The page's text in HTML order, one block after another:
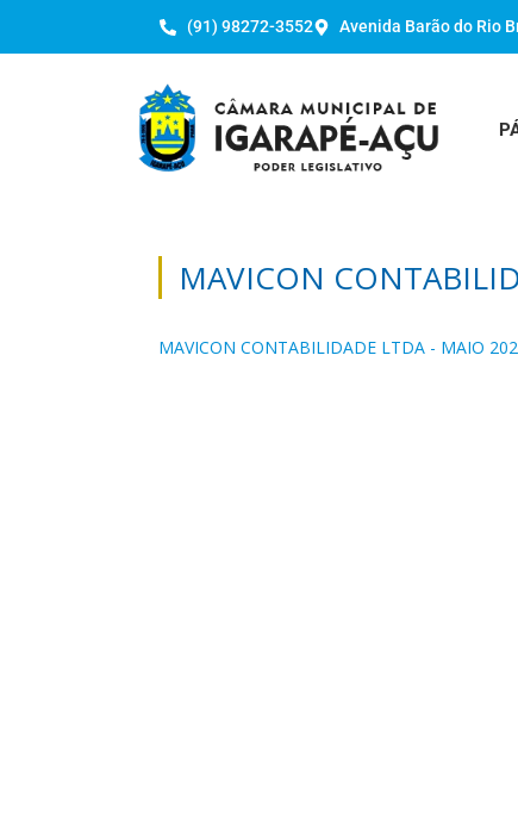
(91) 98272-3552 Avenida Barão do Rio
MAVICON
MAVICON CONTABILIDADE LTDA - MAIO